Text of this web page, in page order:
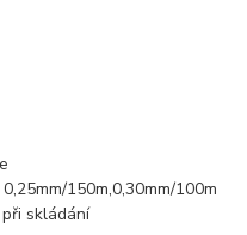
150m,0­,30mm/100m
skládání